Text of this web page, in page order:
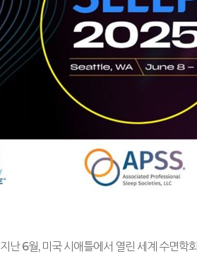
지난6월, 미국 시애틀에서 열린 세계 수면학회